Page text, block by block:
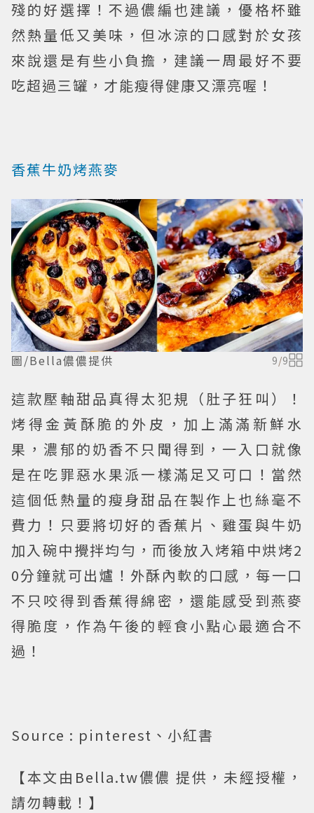
殘的好選擇！不過儂編也建議，優格杯雖
然熱量低又美味，但冰涼的口感對於女孩
來說還是有些小負擔，建議一周最好不要
吃超過三罐，才能瘦得健康又漂亮喔！
香蕉牛奶烤燕麥
圖/Bella儂儂提供 9/9
這款壓軸甜品真得太犯規（肚子狂叫）！
烤得金黃酥脆的外皮，加上滿滿新鮮水
果，濃郁的奶香不只聞得到，一入口就像
是在吃罪惡水果派一樣滿足又可口！當然
這個低熱量的瘦身甜品在製作上也絲毫不
費力！只要將切好的香蕉片、雞蛋與牛奶
加入碗中攪拌均勻，而後放入烤箱中烘烤2
0分鐘就可出爐！外酥內軟的口感，每一口
不只咬得到香蕉得綿密，還能感受到燕麥
得脆度，作為午後的輕食小點心最適合不
過！
Source : pinterest、小紅書
【本文由Bella.tw儂儂 提供，未經授權，
請勿轉載！】